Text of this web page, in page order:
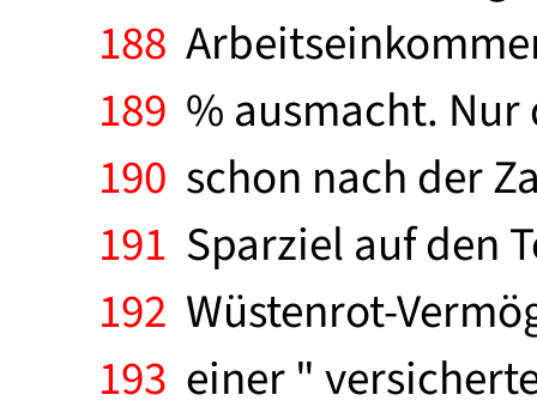
188
189 % ausmacht.
190 schon nach der
191 Sparziel auf den
192 Wüstenrot-
193 einer "